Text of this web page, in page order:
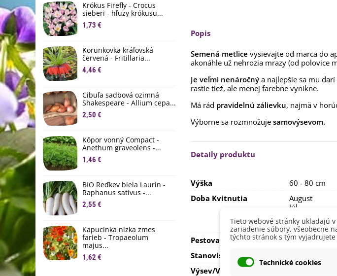
Krókus Firefly - Crocus
sieberi - hľuzy krókusu...
1,73 €
Korunkovka kráľovská
červená - Fritillaria...
4,46 €
Cibuľa sadbová ozimná
Shakespeare - Allium cepa...
2,50 €
Kôpor vonný Compact -
Anethum graveolens -...
1,46 €
BIO Reďkev biela Laurin -
Raphanus sativus -...
2,55 €
Kapucínka nízka zmes
farieb - Tropaeolum
majus...
1,62 €
plochu - výsevný disk...
3,80 €
Mrkva neskorá Cidera -
Daucus carota - semená -...
1,53 €
Ľalia Canova - Lilium -
cibuľoviny - 1 ks
2,69 € 3,85 € -30%
Begónia plnokvetá žltá -
Eukalyptus Baby Blue -
Blahovičník - Eukalyptus...
4,08 €
Popis
Semená metlice vysievajte od marca do
akonáhle už nehrozia mrazy (od polovice
Je veľmi nenáročný a najlepšie sa mu darí
rastie tiež, ale menej farebne vynikne.
Má rád pravidelnú zálievku, najmä v
Výborne sa rozmnožuje samovýsevom.
Detaily produktu
Výška
60 - 80 cm
Doba Kvitnutia
August
Júl
Jún
September
Pestovanie
V exteriéri -
Stanovisko
Výsev/výsadba
Tieto webové stránky ukladajú
zariadenie súbory, všeobecne
týchto stránok s tým vyjadrujete
Technické cookies